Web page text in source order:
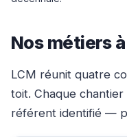
Nos métiers
LCM réunit quatre
toit. Chaque
référent identifié —